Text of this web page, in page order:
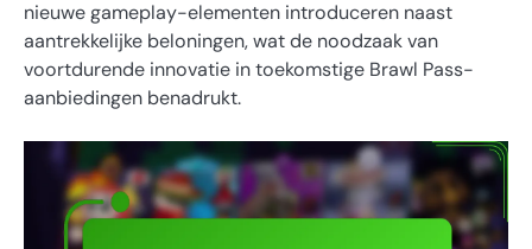
nieuwe gameplay-elementen introduceren naast
aantrekkelijke beloningen, wat de noodzaak van
voortdurende innovatie in toekomstige Brawl Pass-
aanbiedingen benadrukt.